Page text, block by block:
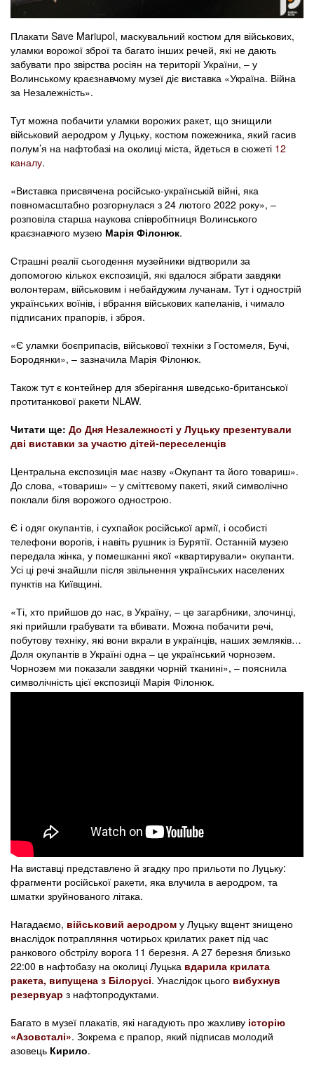
Плакати Save Mariupol, маскувальний костюм для військових,
уламки ворожої зброї та багато інших речей, які не дають
забувати про звірства росіян на території України, – у
Волинському краєзнавчому музеї діє виставка «Україна. Війна
за Незалежність».
Тут можна побачити уламки ворожих ракет, що знищили
військовий аеродром у Луцьку, костюм пожежника, який гасив
полум’я на нафтобазі на околиці міста, йдеться в сюжеті 12
каналу.
«Виставка присвячена російсько-українській війні, яка
повномасштабно розгорнулася з 24 лютого 2022 року», –
розповіла старша наукова співробітниця Волинського
краєзнавчого музею Марія Філонюк.
Страшні реалії сьогодення музейники відтворили за
допомогою кількох експозицій, які вдалося зібрати завдяки
волонтерам, військовим і небайдужим лучанам. Тут і однострій
українських воїнів, і вбрання військових капеланів, і чимало
підписаних прапорів, і зброя.
«Є уламки боєприпасів, військової техніки з Гостомеля, Бучі,
Бородянки», – зазначила Марія Філонюк.
Також тут є контейнер для зберігання шведсько-британської
протитанкової ракети NLAW.
Читати ще: До Дня Незалежності у Луцьку презентували
дві виставки за участю дітей-переселенців
Центральна експозиція має назву «Окупант та його товариш».
До слова, «товариш» – у сміттєвому пакеті, який символічно
поклали біля ворожого однострою.
Є і одяг окупантів, і сухпайок російської армії, і особисті
телефони ворогів, і навіть рушник із Бурятії. Останній музею
передала жінка, у помешканні якої «квартирували» окупанти.
Усі ці речі знайшли після звільнення українських населених
пунктів на Київщині.
«Ті, хто прийшов до нас, в Україну, – це загарбники, злочинці,
які прийшли грабувати та вбивати. Можна побачити речі,
побутову техніку, які вони вкрали в українців, наших земляків…
Доля окупантів в Україні одна – це український чорнозем.
Чорнозем ми показали завдяки чорній тканині», – пояснила
символічність цієї експозиції Марія Філонюк.
На виставці представлено й згадку про прильоти по Луцьку:
фрагменти російської ракети, яка влучила в аеродром, та
шматки зруйнованого літака.
Нагадаємо, військовий аеродром у Луцьку вщент знищено
внаслідок потрапляння чотирьох крилатих ракет під час
ранкового обстрілу ворога 11 березня. А 27 березня близько
22:00 в нафтобазу на околиці Луцька вдарила крилата
ракета, випущена з Білорусі. Унаслідок цього вибухнув
резервуар з нафтопродуктами.
Багато в музеї плакатів, які нагадують про жахливу історію
«Азовсталі». Зокрема є прапор, який підписав молодий
азовець Кирило.